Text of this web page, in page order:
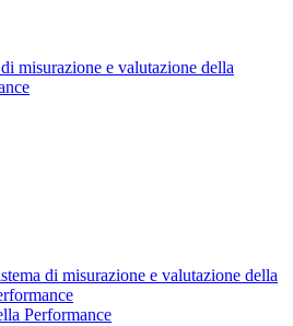
misurazione e valutazione della
di misurazione e valutazione della
Performance